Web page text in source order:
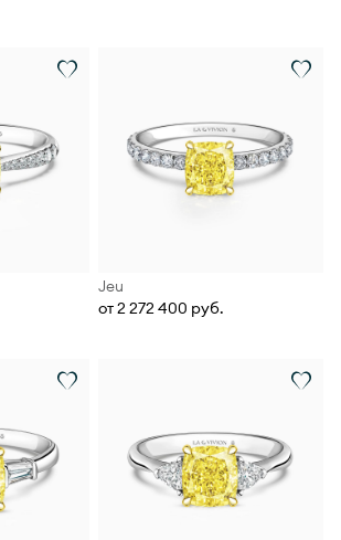
Jeu
от 2 272 400 руб.